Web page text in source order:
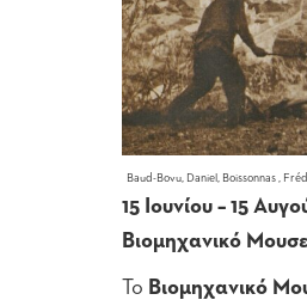
Baud-Bovu, Daniel, Boissonnas ,
15 Ιουνίου – 15
Βιομηχανικό
Το Βιομηχανικό